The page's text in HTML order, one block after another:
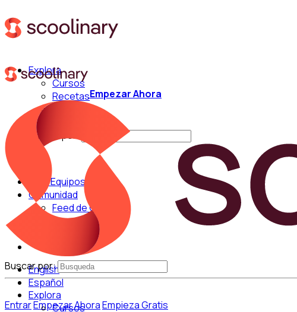
Explora
Cursos
Recetas
Buscar por:
Para Equipos
Comunidad
Feed de Cocina
Blog
English
Español
EntrarEmpezar AhoraEmpieza Gratis
Empezar Ahora
Buscar por:
Explora
Cursos